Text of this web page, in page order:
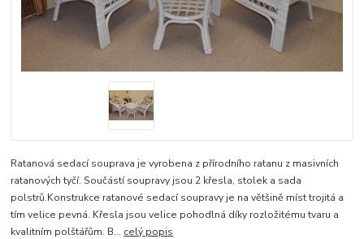
Ratanová sedací souprava je vyrobena z přírodního ratanu z masivních
ratanových tyčí. Součástí soupravy jsou 2 křesla, stolek a sada
polstrů.Konstrukce ratanové sedací soupravy je na většině míst trojitá a
tím velice pevná. Křesla jsou velice pohodlná díky rozložitému tvaru a
kvalitním polštářům. B... celý popis